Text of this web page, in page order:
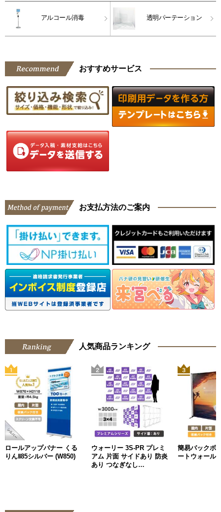
アルコール消毒 透明パーテーション
おすすめサービス
お支払方法のご案内
人気商品ランキング
ロールアップバナー くる
りんⅡ85シルバー (W850)
ウォーリー 3S-PR プレミ
アム 片面 サイドあり 防炎
あり つなぎなし
簡易バックボ
ートウォー